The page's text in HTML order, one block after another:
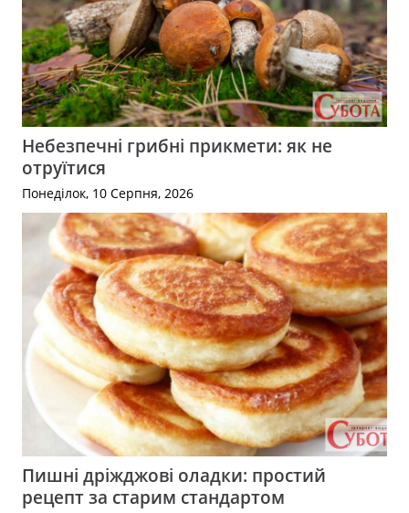
Небезпечні грибні прикмети: як не
отруїтися
Понеділок, 10 Серпня, 2026
Пишні дріжджові оладки: простий
рецепт за старим стандартом